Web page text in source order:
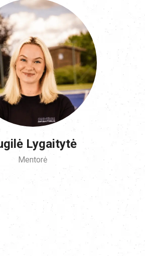
Lygaitytė
Mentorė